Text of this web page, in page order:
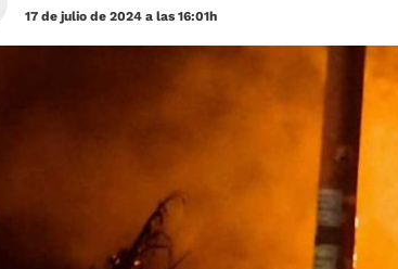
17 de julio de 2024 a las 16:01h